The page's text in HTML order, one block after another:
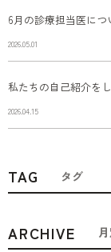
6月の診療担当医につ
2026.05.01
私たちの自己紹介を
2026.04.15
TAG タグ
ARCHIVE